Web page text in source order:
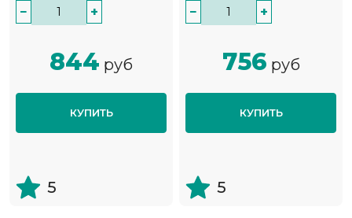
− +
844 руб
КУПИТЬ
5
− +
756 руб
КУПИТЬ
5